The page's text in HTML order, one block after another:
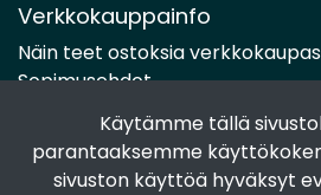
Käytämme tällä
parantaaksemme
sivuston käyttöä hyväksyt
Verkkokauppainfo
Näin teet ostoksia
Sopimusehdot
Toimitustavat
Maksutavat
Tietosuojaseloste